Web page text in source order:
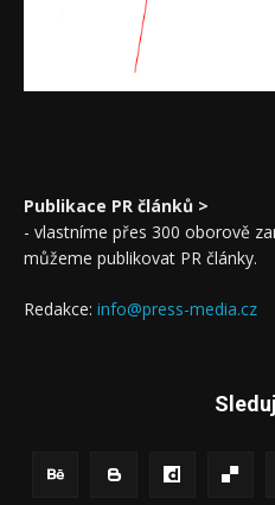
Publikace PR článků >
- vlastníme přes 300 oborově
můžeme publikovat PR články.
Redakce: info@press-media.cz